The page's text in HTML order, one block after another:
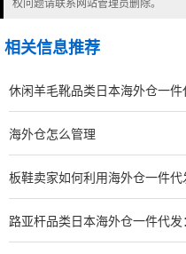
权问题请联系网站管理员删除。
相关信息推荐
休闲羊毛靴品类日本海外仓一
海外仓怎么管理
板鞋卖家如何利用海外仓一件代
路亚杆品类日本海外仓一件代